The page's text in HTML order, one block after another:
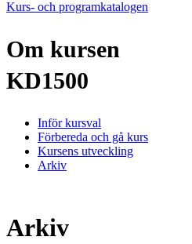
Kurs- och programkatalogen
Om kursen
KD1500
Inför kursval
Förbereda och gå kurs
Kursens utveckling
Arkiv
Arkiv